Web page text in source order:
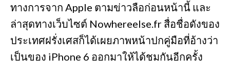
ทางการจาก Apple ตามข่าวลือก่อนหน้านี้ และ
ล่าสุดทางเว็บไซต์ Nowhereelse.fr สื่อชื่อดังของ
ประเทศฝรั่งเศสก็ได้เผยภาพหน้าปกคู่มือที่อ้างว่า
เป็นของ iPhone 6 ออกมาให้ได้ชมกันอีกครั้ง